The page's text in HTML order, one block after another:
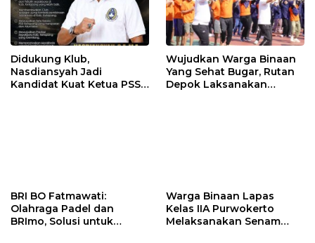
Didukung Klub,
Nasdiansyah Jadi
Kandidat Kuat Ketua PSSI
Wujudkan Warga Binaan
Yang Sehat Bugar, Rutan
Depok Laksanakan
BRI BO Fatmawati:
Olahraga Padel dan
BRImo, Solusi untuk
Warga Binaan Lapas
Kelas IIA Purwokerto
Melaksanakan Senam